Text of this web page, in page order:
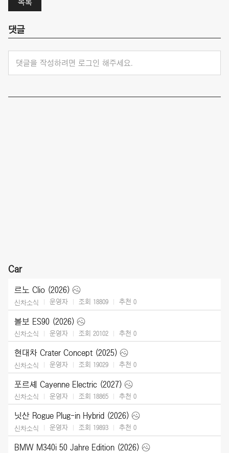
목록
댓글
댓글을 작성하려면 로그인 해주세요.
Car
르노 Clio (2026)
신차소식 운영자 조회 18809 추천 0
볼보 ES90 (2026)
신차소식 운영자 조회 20102 추천 0
현대차 Crater Concept (2025)
신차소식 운영자 조회 19029 추천 0
포르셰 Cayenne Electric (2027)
신차소식 운영자 조회 18865 추천 0
닛산 Rogue Plug-in Hybrid (2026)
신차소식 운영자 조회 19893 추천 0
BMW M340i 50 Jahre Edition (2026)